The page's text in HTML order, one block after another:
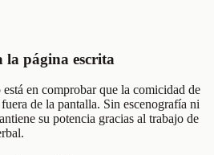
la página escrita
en comprobar que la comicidad de
de la pantalla. Sin escenografía ni
su potencia gracias al trabajo de